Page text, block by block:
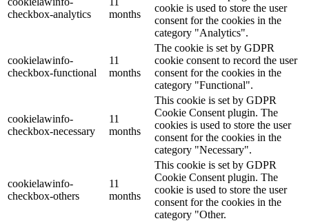
checkbox-analytics
months
cookie is used to store the user
consent for the cookies in the
category "Analytics".
cookielawinfo-
checkbox-functional
11
months
The cookie is set by GDPR
cookie consent to record the user
consent for the cookies in the
category "Functional".
cookielawinfo-
checkbox-necessary
11
months
This cookie is set by GDPR
Cookie Consent plugin. The
cookies is used to store the user
consent for the cookies in the
category "Necessary".
cookielawinfo-
checkbox-others
11
months
This cookie is set by GDPR
Cookie Consent plugin. The
cookie is used to store the user
consent for the cookies in the
category "Other.